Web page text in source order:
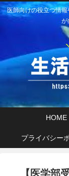
医師向けの役立つ情
が
HOME
プライバシー
【医学部